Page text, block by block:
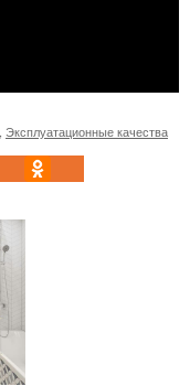
Эксплуатационные качества